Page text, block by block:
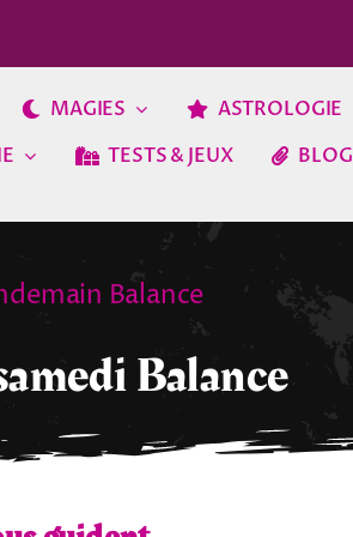
MAGIES
ASTROLOGIE
TESTS & JEUX BLOG
Balance
Balance